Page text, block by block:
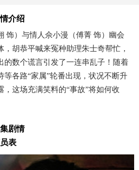
介绍
饰）与情人佘小漫（傅菁 饰）幽会
，胡恭平喊来冤种助理朱士奇帮忙，
的数个谎言引发了一连串乱子！随着
等各路“家属”轮番出现，状况不断升
，这场充满笑料的“事故”将如何收
剧情
表